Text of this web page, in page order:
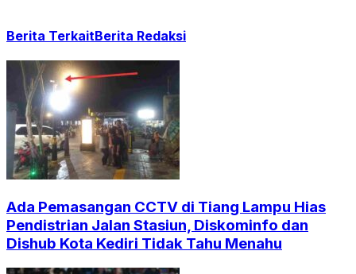
Berita TerkaitBerita Redaksi
Ada Pemasangan CCTV di Tiang Lampu Hias
Pendistrian Jalan Stasiun, Diskominfo dan
Dishub Kota Kediri Tidak Tahu Menahu